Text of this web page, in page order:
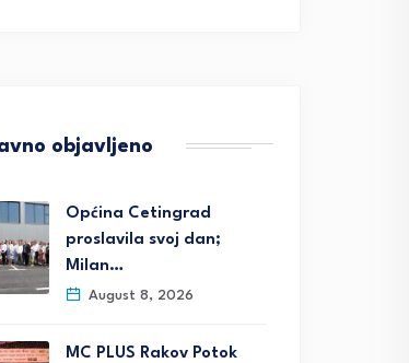
objavljeno
Općina Cetingrad
proslavila svoj dan;
Milan…
August 8, 2026
MC PLUS Rakov Potok